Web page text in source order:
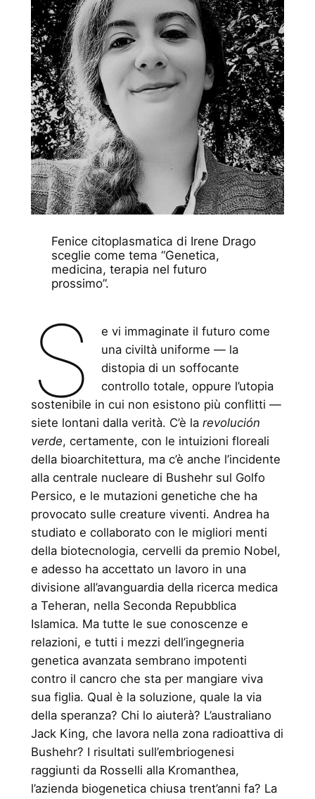
Fenice citoplasmatica di Irene Drago
sceglie come tema “Genetica,
medicina, terapia nel futuro
prossimo”.
S
e vi immaginate il futuro come
una civiltà uniforme — la
distopia di un soffocante
controllo totale, oppure l’utopia
sostenibile in cui non esistono più conflitti —
siete lontani dalla verità. C’è la revolución
verde, certamente, con le intuizioni floreali
della bioarchitettura, ma c’è anche l’incidente
alla centrale nucleare di Bushehr sul Golfo
Persico, e le mutazioni genetiche che ha
provocato sulle creature viventi. Andrea ha
studiato e collaborato con le migliori menti
della biotecnologia, cervelli da premio Nobel,
e adesso ha accettato un lavoro in una
divisione all’avanguardia della ricerca medica
a Teheran, nella Seconda Repubblica
Islamica. Ma tutte le sue conoscenze e
relazioni, e tutti i mezzi dell’ingegneria
genetica avanzata sembrano impotenti
contro il cancro che sta per mangiare viva
sua figlia. Qual è la soluzione, quale la via
della speranza? Chi lo aiuterà? L’australiano
Jack King, che lavora nella zona radioattiva di
Bushehr? I risultati sull’embriogenesi
raggiunti da Rosselli alla Kromanthea,
l’azienda biogenetica chiusa trent’anni fa? La